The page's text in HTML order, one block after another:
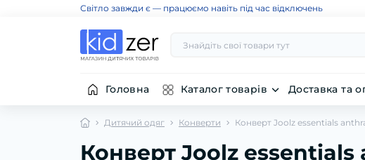
Світло завжди є — працюємо навіть під час відключень
Головна Каталог товарів Доставка та
Дитячий одяг Конверти Конверт Joolz essentials
Конверт Joolz